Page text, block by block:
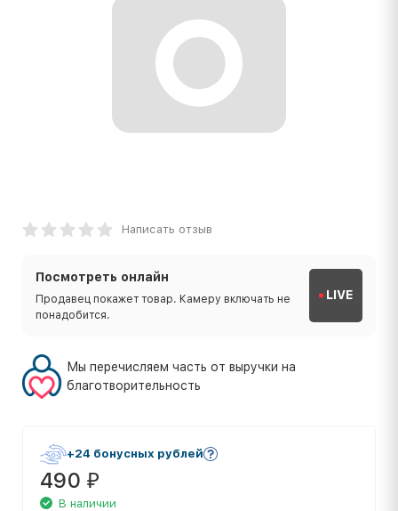
Написать отзыв
Посмотреть онлайн
Продавец покажет товар. Камеру включать не
понадобится.
LIVE
Мы перечисляем часть от выручки на
благотворительность
+24 бонусных рублей
490 ₽
В наличии